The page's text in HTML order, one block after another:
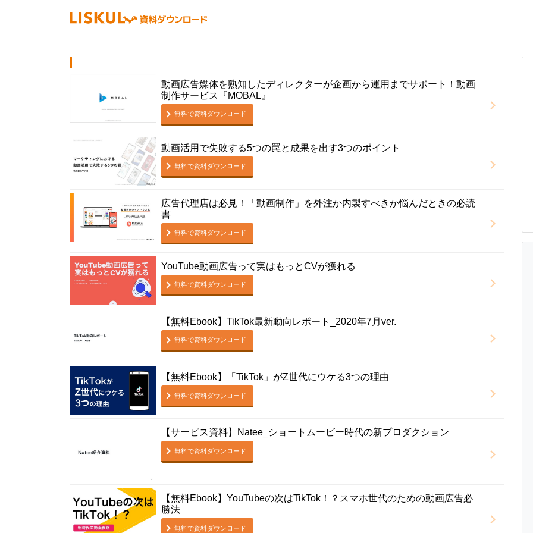
動画広告媒体を熟知したディレクターが企画から運用までサポート！動画
制作サービス『MOBAL』
無料で資料ダウンロード
動画活用で失敗する5つの罠と成果を出す3つのポイント
無料で資料ダウンロード
広告代理店は必見！「動画制作」を外注か内製すべきか悩んだときの必読
書
無料で資料ダウンロード
YouTube動画広告って実はもっとCVが獲れる
無料で資料ダウンロード
【無料Ebook】TikTok最新動向レポート_2020年7月ver.
無料で資料ダウンロード
【無料Ebook】「TikTok」がZ世代にウケる3つの理由
無料で資料ダウンロード
【サービス資料】Natee_ショートムービー時代の新プロダクション
無料で資料ダウンロード
【無料Ebook】YouTubeの次はTikTok！？スマホ世代のための動画広告必
勝法
無料で資料ダウンロード